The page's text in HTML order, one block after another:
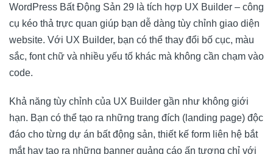
WordPress Bất Động Sản 29 là tích hợp UX Builder – công
cụ kéo thả trực quan giúp bạn dễ dàng tùy chỉnh giao diện
website. Với UX Builder, bạn có thể thay đổi bố cục, màu
sắc, font chữ và nhiều yếu tố khác mà không cần chạm vào
code.
Khả năng tùy chỉnh của UX Builder gần như không giới
hạn. Bạn có thể tạo ra những trang đích (landing page) độc
đáo cho từng dự án bất động sản, thiết kế form liên hệ bắt
mắt hay tạo ra những banner quảng cáo ấn tượng chỉ với